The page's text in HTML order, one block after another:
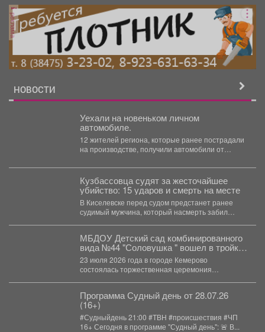
реклама
НОВОСТИ
Уехали на новеньком личном
автомобиле.
12 жителей региона, которые ранее пострадали
на производстве, получили автомобили от
Кузбассовца судят за жесточайшее
убийство: 15 ударов и смерть на месте
В Киселевске перед судом предстанет ранее
судимый мужчина, который насмерть забил
МБДОУ Детский сад комбинированного
вида №44 "Соловушка " вошел в тройку
лидеров регионального конкурса
бережливых технологий.
23 июля 2026 года в городе Кемерово
состоялась торжественная церемония
Программа Судный день от 28.07.26
(16+)
#Судныйдень 21:00 #ТВН #происшествия #ЧП
16+ Сегодня в программе "Судный день": 🚨 В...